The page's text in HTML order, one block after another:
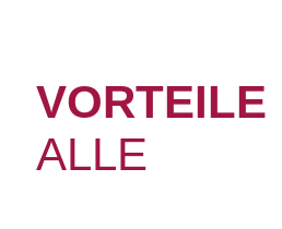
VORTEILE
ALLE